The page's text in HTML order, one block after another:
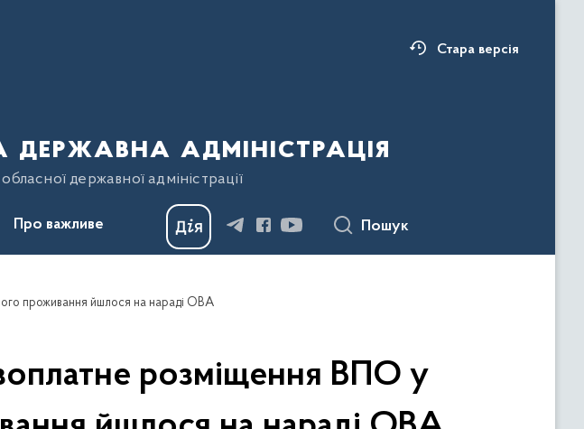
Стара версія
адміністрація
державної адміністрації
Про важливе Пошук
проживання йшлося на нараді ОВА
розміщення ВПО у